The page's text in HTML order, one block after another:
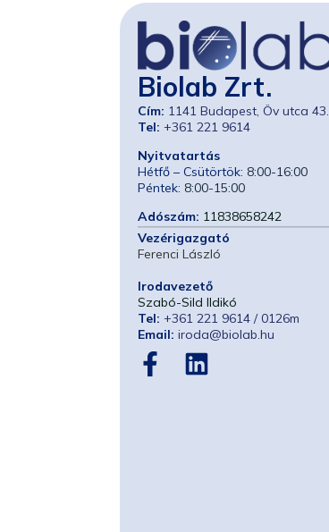
Biolab Zrt.
Cím: 1141 Budapest, Öv utca 43.
Tel: +361 221 9614
Nyitvatartás
Hétfő – Csütörtök: 8:00-16:00
Péntek: 8:00-15:00
Adószám: 11838658242
Vezérigazgató
Ferenci László
Irodavezető
Szabó-Sild Ildikó
Tel: +361 221 9614 / 0126m
Email: iroda@biolab.hu